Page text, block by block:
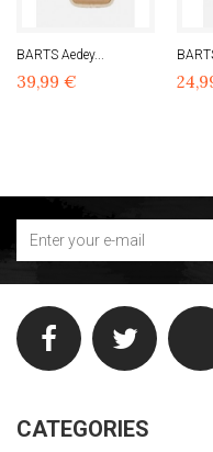
BARTS Aedey...
39,99 €
CATEGORIES